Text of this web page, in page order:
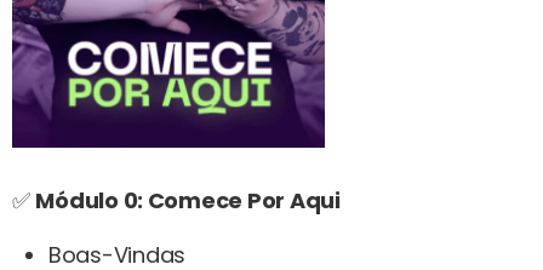
✅ Módulo 0: Comece Por Aqui
Boas-Vindas